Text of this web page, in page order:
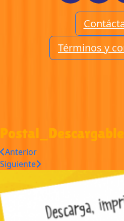
Términos y
Anterior
Siguiente